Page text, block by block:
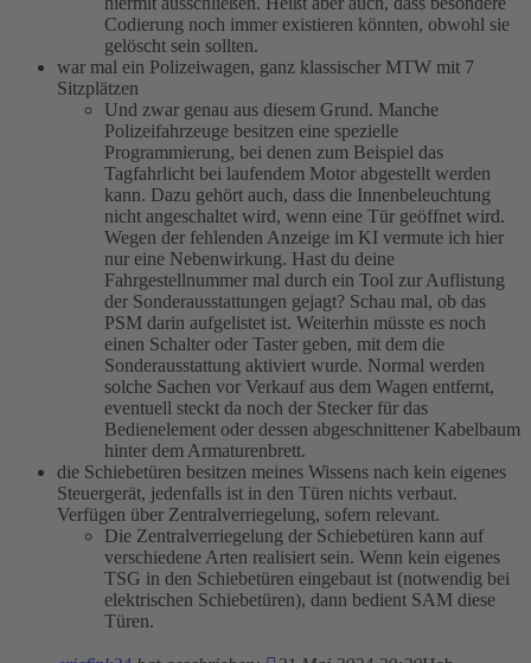
Codierung noch immer existieren könnten, obwohl sie
gelöscht sein sollten.
war mal ein Polizeiwagen, ganz klassischer MTW mit 7
Sitzplätzen
Und zwar genau aus diesem Grund. Manche
Polizeifahrzeuge besitzen eine spezielle
Programmierung, bei denen zum Beispiel das
Tagfahrlicht bei laufendem Motor abgestellt werden
kann. Dazu gehört auch, dass die Innenbeleuchtung
nicht angeschaltet wird, wenn eine Tür geöffnet wird.
Wegen der fehlenden Anzeige im KI vermute ich hier
nur eine Nebenwirkung. Hast du deine
Fahrgestellnummer mal durch ein Tool zur Auflistung
der Sonderausstattungen gejagt? Schau mal, ob das
PSM darin aufgelistet ist. Weiterhin müsste es noch
einen Schalter oder Taster geben, mit dem die
Sonderausstattung aktiviert wurde. Normal werden
solche Sachen vor Verkauf aus dem Wagen entfernt,
eventuell steckt da noch der Stecker für das
Bedienelement oder dessen abgeschnittener Kabelbaum
hinter dem Armaturenbrett.
die Schiebetüren besitzen meines Wissens nach kein eigenes
Steuergerät, jedenfalls ist in den Türen nichts verbaut.
Verfügen über Zentralverriegelung, sofern relevant.
Die Zentralverriegelung der Schiebetüren kann auf
verschiedene Arten realisiert sein. Wenn kein eigenes
TSG in den Schiebetüren eingebaut ist (notwendig bei
elektrischen Schiebetüren), dann bedient SAM diese
Türen.